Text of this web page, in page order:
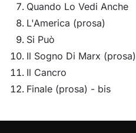
Quando Lo Vedi Anche
L'America (prosa)
Si Può
Il Sogno Di Marx (prosa)
Il Cancro
Finale (prosa) - bis